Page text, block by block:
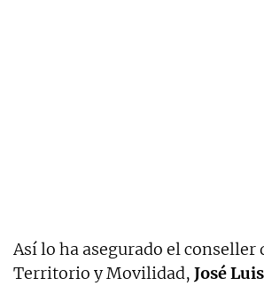
Así lo ha asegurado el conseller
Territorio y Movilidad, José